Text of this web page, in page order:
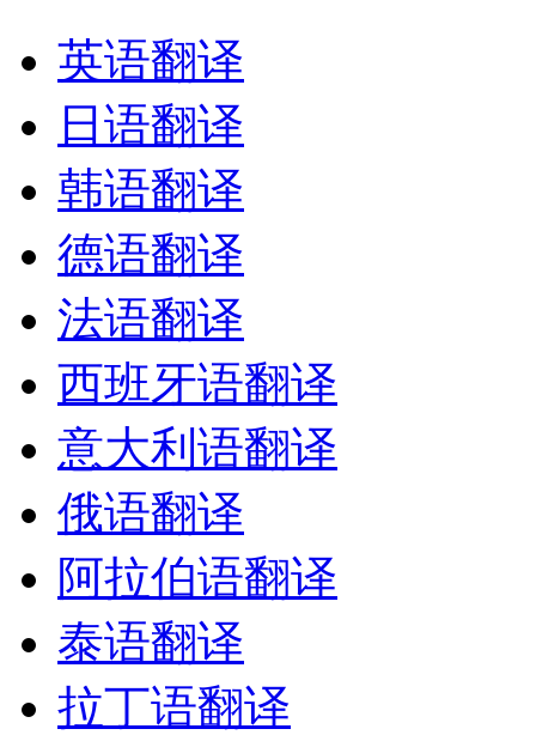
英语翻译
日语翻译
韩语翻译
德语翻译
法语翻译
西班牙语翻译
意大利语翻译
俄语翻译
阿拉伯语翻译
泰语翻译
拉丁语翻译